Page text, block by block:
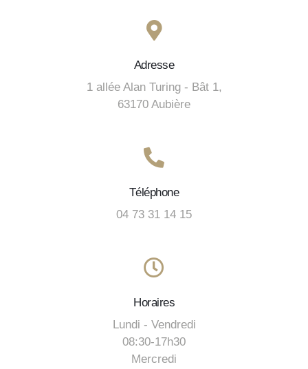
Adresse
1 allée Alan Turing - Bât 1,
63170 Aubière
Téléphone
04 73 31 14 15
Horaires
Lundi - Vendredi
08:30-17h30
Mercredi